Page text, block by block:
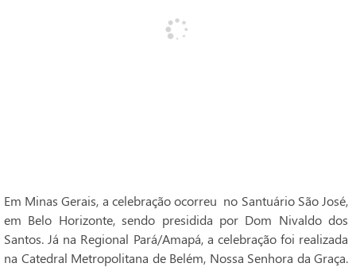
Em Minas Gerais, a celebração ocorreu no Santuário São José,
em Belo Horizonte, sendo presidida por Dom Nivaldo dos
Santos. Já na Regional Pará/Amapá, a celebração foi realizada
na Catedral Metropolitana de Belém, Nossa Senhora da Graça.